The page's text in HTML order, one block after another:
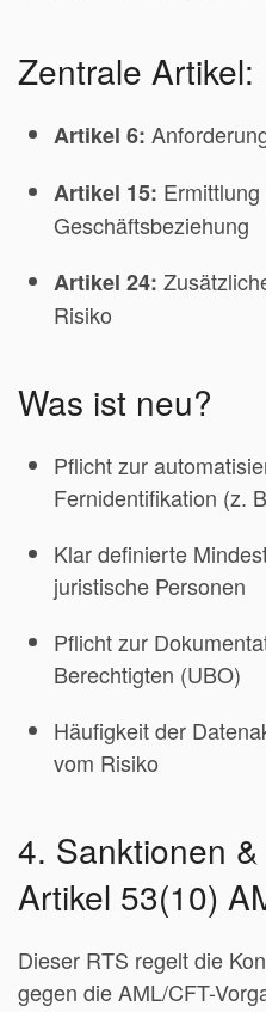
Zentrale Artikel:
Artikel 6:
Artikel 15:
Geschäftsbeziehung
Artikel 24:
Risiko
Was ist neu?
Pflicht zur
Fernidentifikation (z.
Klar definierte
juristische Personen
Pflicht zur
Berechtigten (UBO)
Häufigkeit der
vom Risiko
4. Sanktionen
Artikel 53(10)
Dieser RTS regelt die
gegen die AML/CFT-